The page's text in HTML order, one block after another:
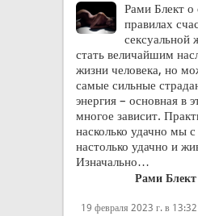
Рами Блект
правилах
сексуальной
стать величайшим
жизни человека, но
самые сильные
энергия – основная в
многое зависит.
насколько удачно мы
настолько удачно и
Изначально…
Рами Блект
19 февраля 2023 г. в 13:32